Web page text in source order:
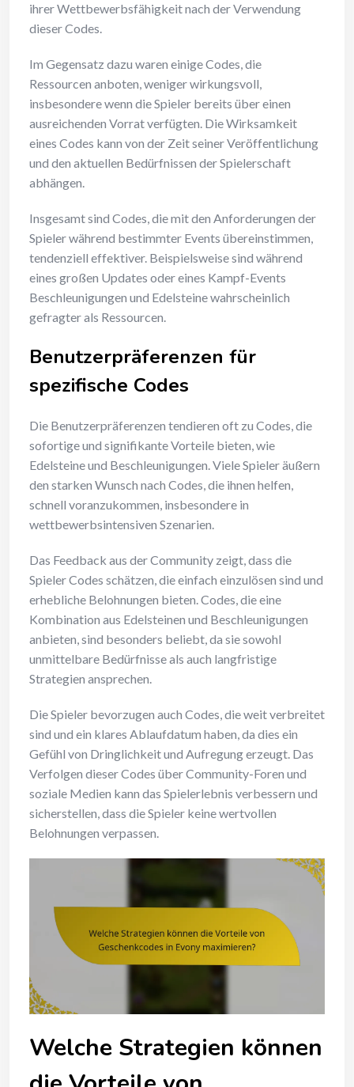
ihrer Wettbewerbsfähigkeit nach der Verwendung
dieser Codes.
Im Gegensatz dazu waren einige Codes, die
Ressourcen anboten, weniger wirkungsvoll,
insbesondere wenn die Spieler bereits über einen
ausreichenden Vorrat verfügten. Die Wirksamkeit
eines Codes kann von der Zeit seiner Veröffentlichung
und den aktuellen Bedürfnissen der Spielerschaft
abhängen.
Insgesamt sind Codes, die mit den Anforderungen der
Spieler während bestimmter Events übereinstimmen,
tendenziell effektiver. Beispielsweise sind während
eines großen Updates oder eines Kampf-Events
Beschleunigungen und Edelsteine wahrscheinlich
gefragter als Ressourcen.
Benutzerpräferenzen für
spezifische Codes
Die Benutzerpräferenzen tendieren oft zu Codes, die
sofortige und signifikante Vorteile bieten, wie
Edelsteine und Beschleunigungen. Viele Spieler äußern
den starken Wunsch nach Codes, die ihnen helfen,
schnell voranzukommen, insbesondere in
wettbewerbsintensiven Szenarien.
Das Feedback aus der Community zeigt, dass die
Spieler Codes schätzen, die einfach einzulösen sind und
erhebliche Belohnungen bieten. Codes, die eine
Kombination aus Edelsteinen und Beschleunigungen
anbieten, sind besonders beliebt, da sie sowohl
unmittelbare Bedürfnisse als auch langfristige
Strategien ansprechen.
Die Spieler bevorzugen auch Codes, die weit verbreitet
sind und ein klares Ablaufdatum haben, da dies ein
Gefühl von Dringlichkeit und Aufregung erzeugt. Das
Verfolgen dieser Codes über Community-Foren und
soziale Medien kann das Spielerlebnis verbessern und
sicherstellen, dass die Spieler keine wertvollen
Belohnungen verpassen.
Welche Strategien können